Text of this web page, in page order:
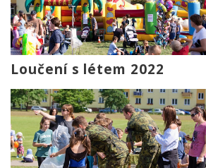
Loučení s létem 2022